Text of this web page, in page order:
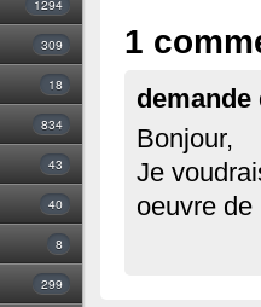
1294
309
18
834
43
40
8
299
1
demande
Bonjour,
Je
oeuvre